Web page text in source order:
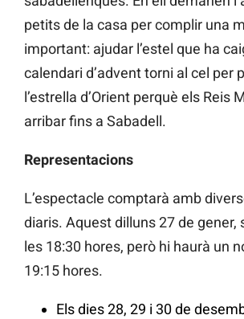
petits de la casa per complir una
important: ajudar l’estel que ha
calendari d’advent torni al cel per
l’estrella d’Orient perquè els Reis
arribar fins a Sabadell.
Representacions
L’espectacle comptarà amb
diaris. Aquest dilluns 27 de gener,
les 18:30 hores, però hi haurà un
19:15 hores.
Els dies 28, 29 i 30 de